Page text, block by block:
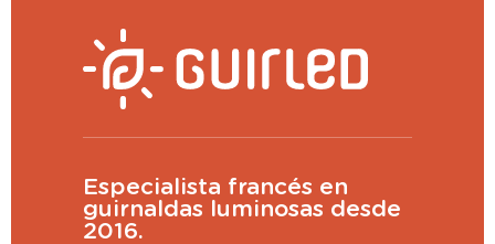
Especialista francés en
guirnaldas luminosas desde
2016.